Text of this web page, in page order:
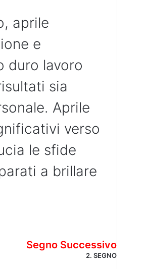
aprile
e
duro lavoro
sia
Aprile
verso
le sfide
a brillare
Segno Successivo
2. SEGNO